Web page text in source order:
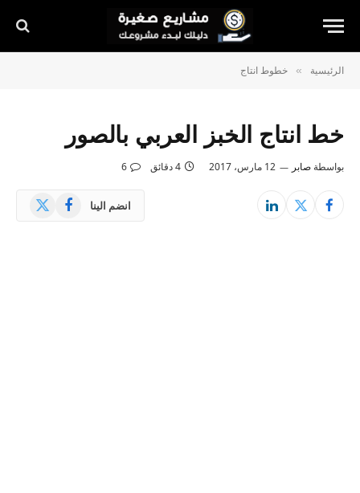
الرئيسية » خطوط انتاج
خط انتاج الخبز العربي بالصور
بواسطة صابر 12 مارس، 2017 4 دقائق 6
انضم الينا فيسبوك